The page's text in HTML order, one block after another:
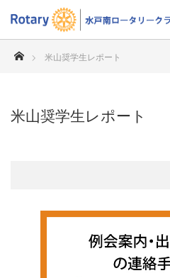
ホーム
米山奨学生レポート
米山奨学生レポート